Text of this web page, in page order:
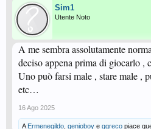
Sim1
Utente Noto
A me sembra assolutamente
deciso appena prima di giocarlo ,
Uno può farsi male , stare male ,
etc…
16 Ago 2025
A Ermenegildo genioboy e ggreco piace